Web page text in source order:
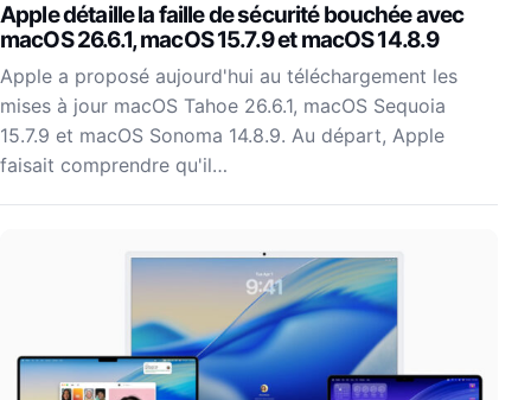
Apple détaille la faille de sécurité bouchée avec
macOS 26.6.1, macOS 15.7.9 et macOS 14.8.9
Apple a proposé aujourd'hui au téléchargement les
mises à jour macOS Tahoe 26.6.1, macOS Sequoia
15.7.9 et macOS Sonoma 14.8.9. Au départ, Apple
faisait comprendre qu'il…